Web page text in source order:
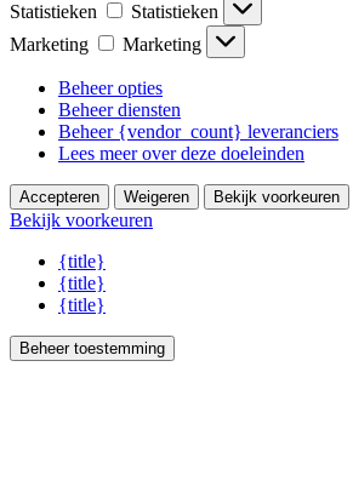
Statistieken
Statistieken
Marketing
Marketing
Beheer opties
Beheer diensten
Beheer {vendor_count} leveranciers
Lees meer over deze doeleinden
Accepteren Weigeren Bekijk voorkeuren
Bekijk voorkeuren
{title}
{title}
{title}
Beheer toestemming